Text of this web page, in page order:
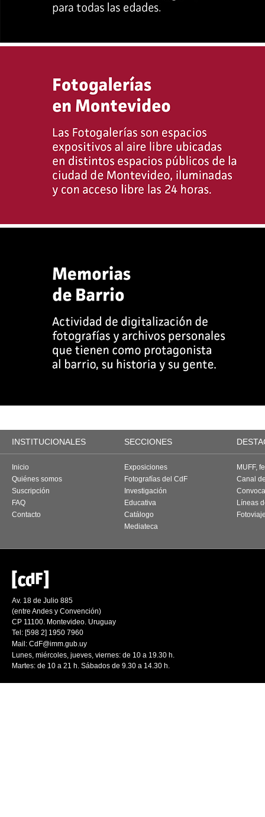
INSTITUCIONALES SECCIONES
Inicio
Quiénes somos
Suscripción
FAQ
Contacto
Exposiciones
Fotografías del CdF
Investigación
Educativa
Catálogo
Mediateca
MUFF,
Canal
Líneas
Av. 18 de Julio 885
(entre Andes y Convención)
CP 11100. Montevideo. Uruguay
Tel: [598 2] 1950 7960
Mail: CdF@imm.gub.uy
Lunes, miércoles, jueves, viernes: de 10 a 19.30 h.
Martes: de 10 a 21 h. Sábados de 9.30 a 14.30 h.